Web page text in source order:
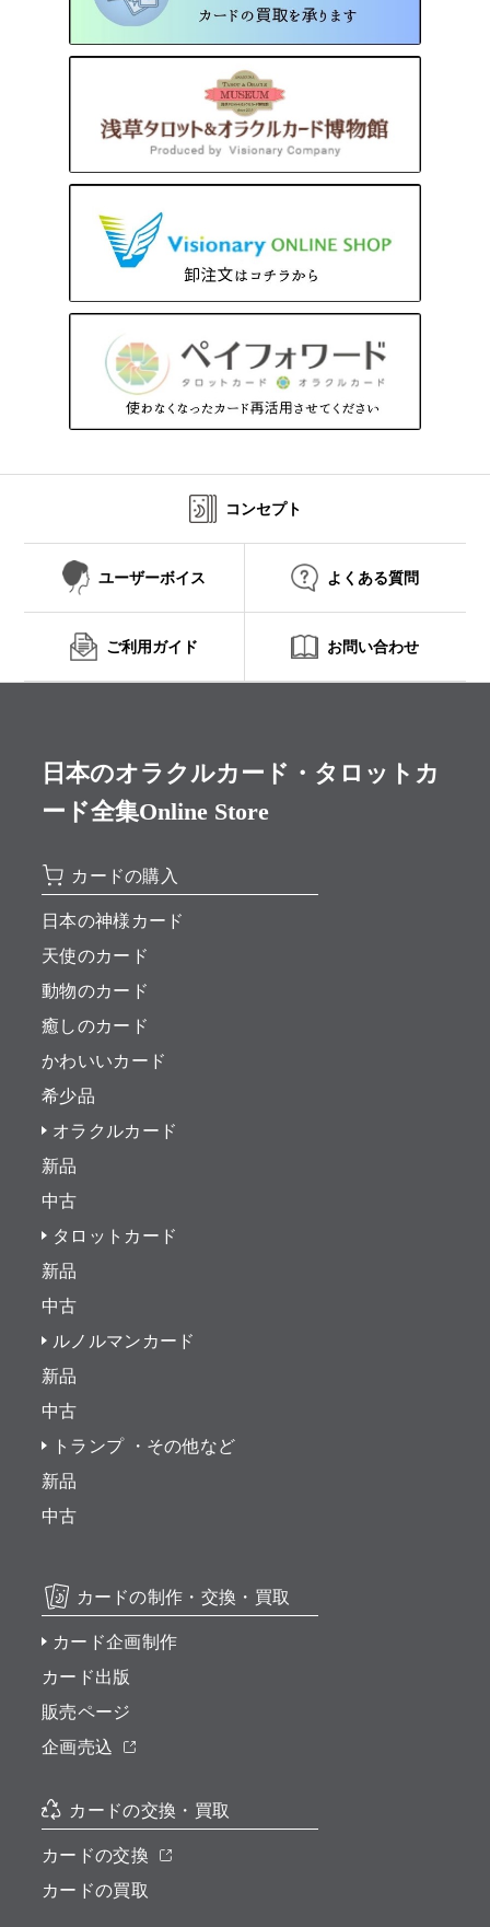
コンセプト
ユーザーボイス よくある質問
ご利用ガイド お問い合わせ
日本のオラクルカード・タロットカ
ード全集Online Store
カードの購入
日本の神様カード
天使のカード
動物のカード
癒しのカード
かわいいカード
希少品
オラクルカード
新品
中古
タロットカード
新品
中古
ルノルマンカード
新品
中古
トランプ ・その他など
新品
中古
カードの制作・交換・買取
カード企画制作
カード出版
販売ページ
企画売込
カードの交換・買取
カードの交換
カードの買取